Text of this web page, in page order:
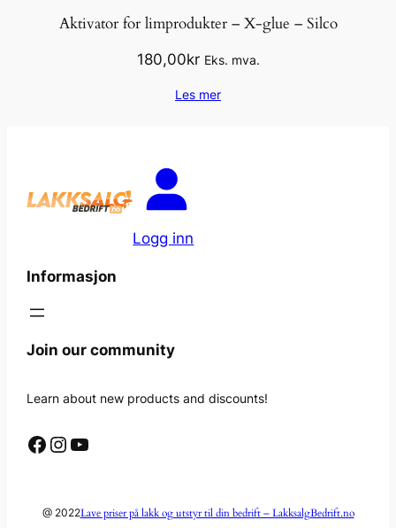
Aktivator for limprodukter – X-glue – Silco
180,00kr Eks. mva.
Les mer
Logg inn
Informasjon
Join our community
Learn about new products and discounts!
Facebook InstagramYouTube
@ 2022Lave priser på lakk og utstyr til din bedrift – LakksalgBedrift.no